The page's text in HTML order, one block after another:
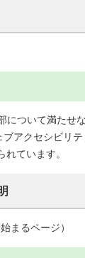
ついて満たせ
アクセシビリ
ています。
まるページ）